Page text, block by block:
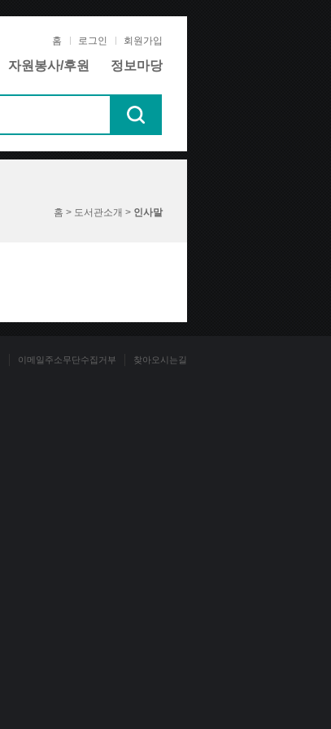
홈 로그인 회원가입
자원봉사/후원 정보마당
홈 > 도서관소개 > 인사말
이메일주소무단수집거부 찾아오시는길